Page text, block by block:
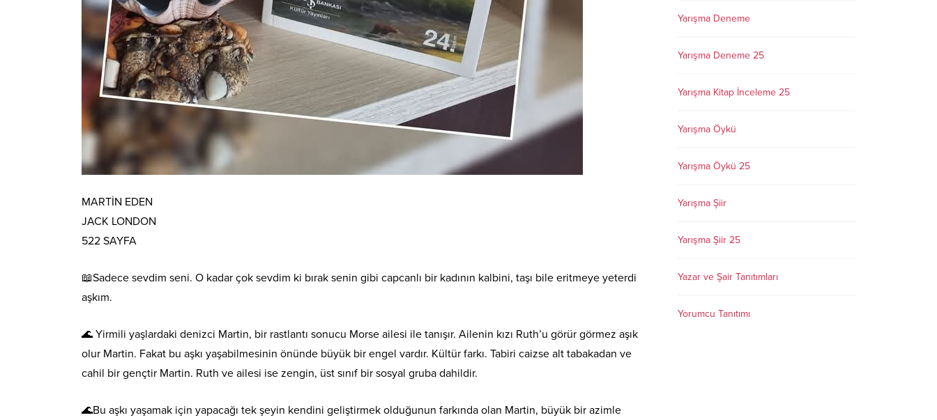
MARTİN EDEN
JACK LONDON
522 SAYFA
📖Sadece sevdim seni. O kadar çok sevdim ki bırak senin gibi capcanlı bir kadının kalbini, taşı bile eritmeye yeterdi
aşkım.
🌊 Yirmili yaşlardaki denizci Martin, bir rastlantı sonucu Morse ailesi ile tanışır. Ailenin kızı Ruth’u görür görmez aşık
olur Martin. Fakat bu aşkı yaşabilmesinin önünde büyük bir engel vardır. Kültür farkı. Tabiri caizse alt tabakadan ve
cahil bir gençtir Martin. Ruth ve ailesi ise zengin, üst sınıf bir sosyal gruba dahildir.
🌊Bu aşkı yaşamak için yapacağı tek şeyin kendini geliştirmek olduğunun farkında olan Martin, büyük bir azimle
Yarışma Deneme
Yarışma Deneme 25
Yarışma Kitap İnceleme 25
Yarışma Öykü
Yarışma Öykü 25
Yarışma Şiir
Yarışma Şiir 25
Yazar ve Şair Tanıtımları
Yorumcu Tanıtımı